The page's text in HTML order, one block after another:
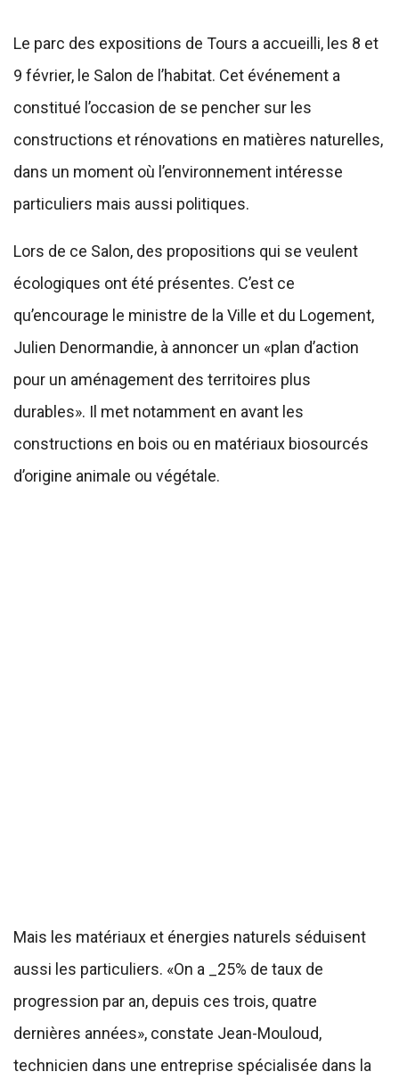
Le parc des expositions de Tours a accueilli, les 8 et
9 février, le Salon de l’habitat. Cet événement a
constitué l’occasion de se pencher sur les
constructions et rénovations en matières naturelles,
dans un moment où l’environnement intéresse
particuliers mais aussi politiques.
Lors de ce Salon, des propositions qui se veulent
écologiques ont été présentes. C’est ce
qu’encourage le ministre de la Ville et du Logement,
Julien Denormandie, à annoncer un «plan d’action
pour un aménagement des territoires plus
durables». Il met notamment en avant les
constructions en bois ou en matériaux biosourcés
d’origine animale ou végétale.
Mais les matériaux et énergies naturels séduisent
aussi les particuliers. «On a _25% de taux de
progression par an, depuis ces trois, quatre
dernières années», constate Jean-Mouloud,
technicien dans une entreprise spécialisée dans la